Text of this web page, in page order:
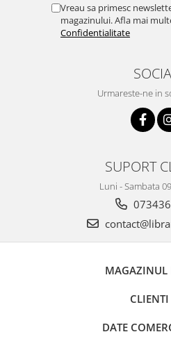
Vreau sa primesc
magazinului. Afla mai
Confidentialitate
Urmareste-ne in
SUPORT
Luni - Sambata
MAGAZINUL
CLIENTI
DATE